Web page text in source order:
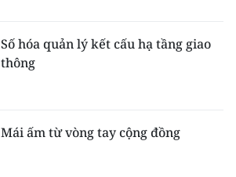
Số hóa quản lý kết cấu hạ tầng giao
thông
Mái ấm từ vòng tay cộng đồng